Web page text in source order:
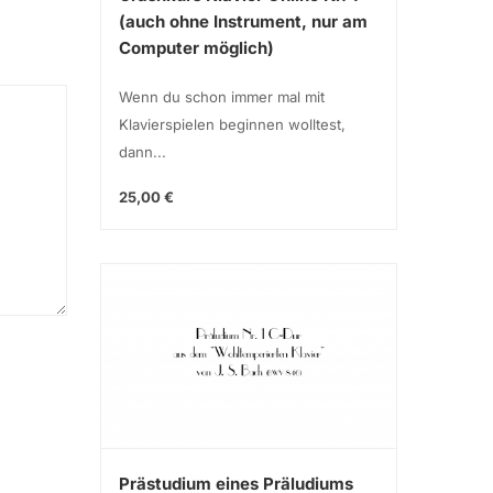
(auch ohne Instrument, nur am
Computer möglich)
Wenn du schon immer mal mit
Klavierspielen beginnen wolltest,
dann...
25,00 €
Prästudium eines Präludiums